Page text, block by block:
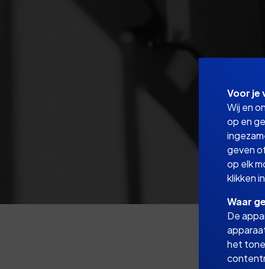
Voor je
Wij en
op en
geven
op elk
klikken
Waar
De
het